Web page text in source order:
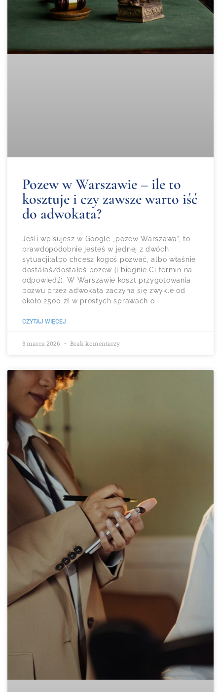
Pozew w Warszawie – ile to
kosztuje i czy zawsze warto iść
do adwokata?
Jeśli wpisujesz w Google „pozew Warszawa”, to
prawdopodobnie jesteś w jednej z dwóch
sytuacji:albo chcesz kogoś pozwać, albo właśnie
dostałaś/dostałeś pozew (i biegnie Ci termin na
odpowiedź). W Warszawie koszt przygotowania
pozwu przez adwokata zaczyna się zwykle od
około 2500 zł w prostych sprawach o
CZYTAJ WIĘCEJ
3 marca 2026 Brak komentarzy